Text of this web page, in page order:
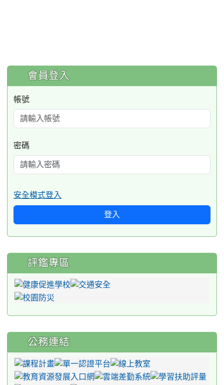
:::
會員登入
帳號
密碼
安全模式登入
登入
評鑑專區
公務連結